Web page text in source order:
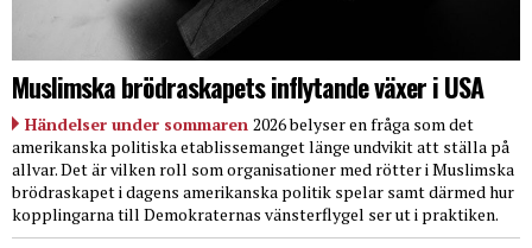
Muslimska brödraskapets inflytande växer i USA
Händelser under sommaren 2026 belyser en fråga som det
amerikanska politiska etablissemanget länge undvikit att ställa på
allvar. Det är vilken roll som organisationer med rötter i Muslimska
brödraskapet i dagens amerikanska politik spelar samt därmed hur
kopplingarna till Demokraternas vänsterflygel ser ut i praktiken.